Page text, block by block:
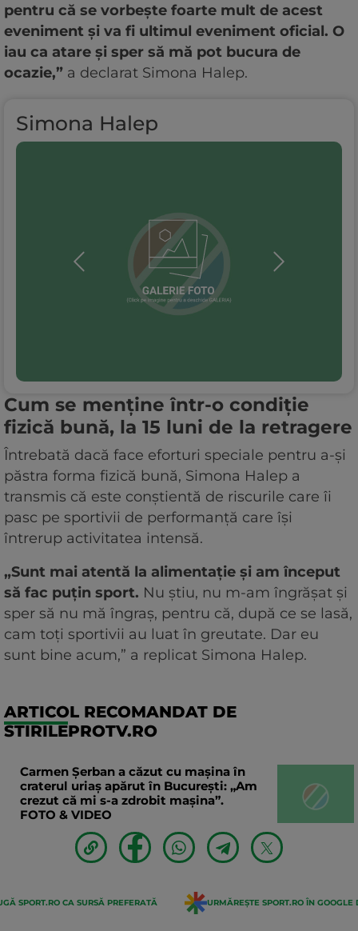
pentru că se vorbește foarte mult de acest
eveniment și va fi ultimul eveniment oficial. O
iau ca atare și sper să mă pot bucura de
ocazie,” a declarat Simona Halep.
Simona Halep
Cum se menține într-o condiție
fizică bună, la 15 luni de la retragere
Întrebată dacă face eforturi speciale pentru a-și
păstra forma fizică bună, Simona Halep a
transmis că este conștientă de riscurile care îi
pasc pe sportivii de performanță care își
întrerup activitatea intensă.
„Sunt mai atentă la alimentație și am început
să fac puțin sport. Nu știu, nu m-am îngrășat și
sper să nu mă îngraș, pentru că, după ce se lasă,
cam toți sportivii au luat în greutate. Dar eu
sunt bine acum,” a replicat Simona Halep.
ARTICOL RECOMANDAT DE
STIRILEPROTV.RO
Carmen Șerban a căzut cu mașina în
craterul uriaș apărut în București: „Am
crezut că mi s-a zdrobit mașina”.
FOTO & VIDEO
SPORT.RO CA SURSĂ PREFERATĂ URMĂREȘTE SPORT.RO ÎN GOOGLE